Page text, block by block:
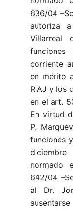
636/04
autoriza
Villarreal
corriente
en mérito
RIAJ y los
en el art.
En virtud
P.
funciones
normado
642/04
al Dr.